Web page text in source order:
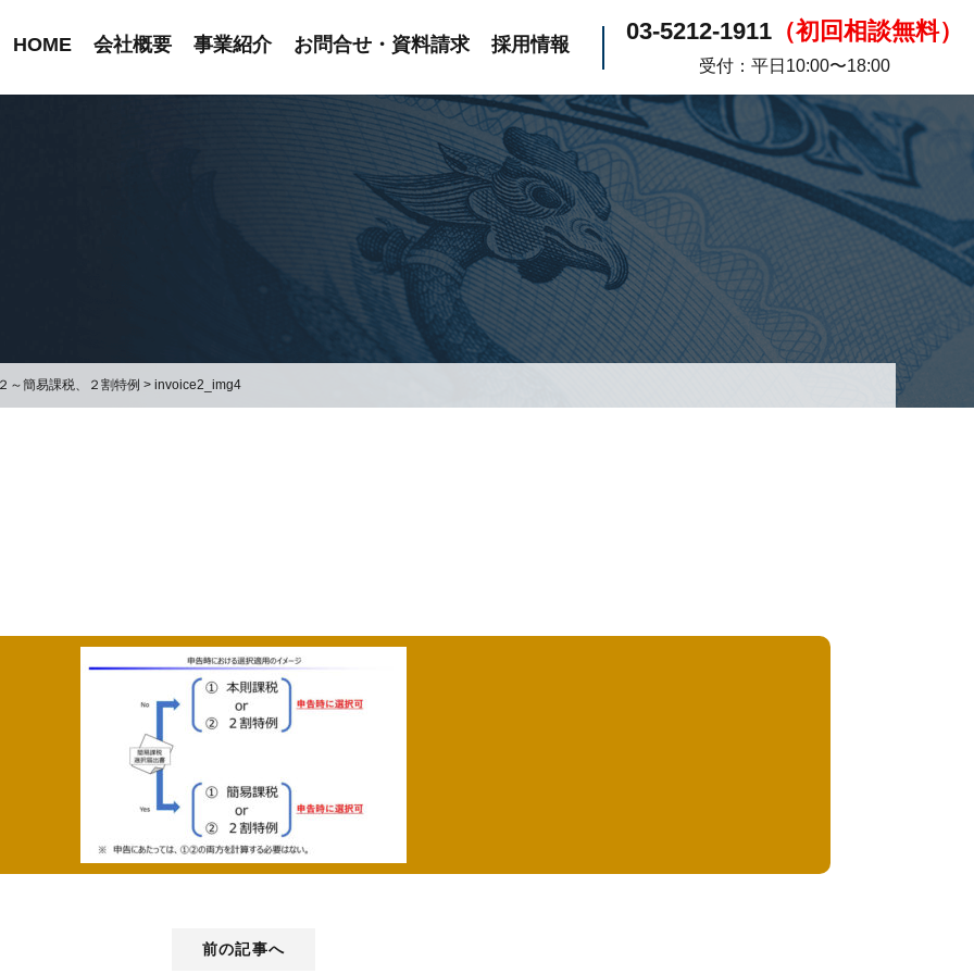
HOME 会社概要 事業紹介 お問合せ・資料請求 採用情報 03-5212-1911 （初回相談無料）
受付：平日10:00〜18:00
～簡易課税、２割特例 > invoice2_img4
前の記事へ